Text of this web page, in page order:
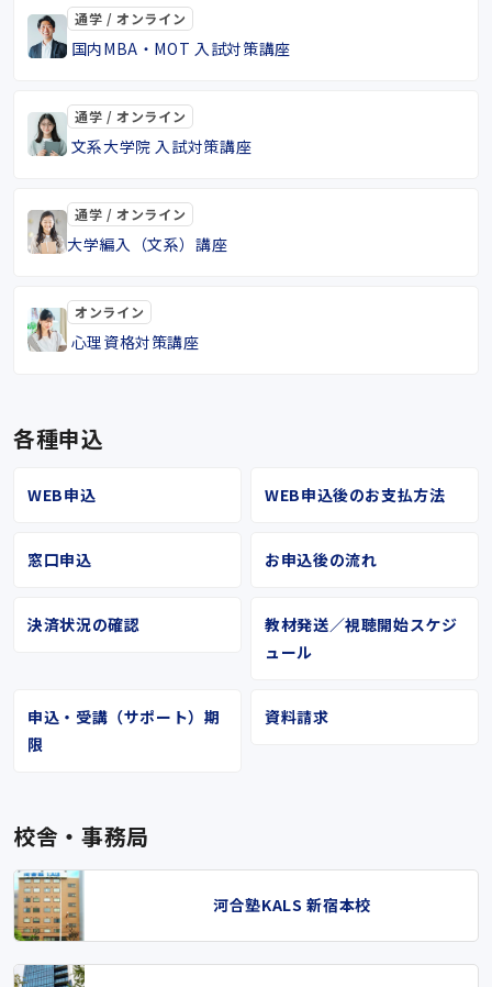
通学 / オンライン
国内MBA・MOT 入試対策講座
通学 / オンライン
文系大学院 入試対策講座
通学 / オンライン
大学編入（文系）講座
オンライン
心理資格対策講座
各種申込
WEB申込 WEB申込後のお支払方法
窓口申込 お申込後の流れ
決済状況の確認
教材発送／視聴開始スケジ
ュール
申込・受講（サポート）期
限
資料請求
校舎・事務局
河合塾KALS 新宿本校